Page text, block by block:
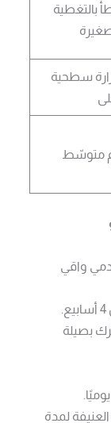
بالتغطية
سطحية
متوسّط
واقي
ساعة لترك بصيلة
العنيفة لمدة